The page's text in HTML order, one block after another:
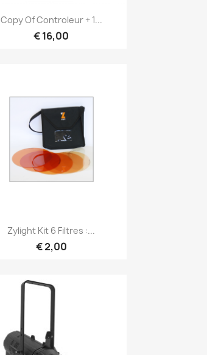
Snel bekijken
Copy Of Controleur + 1...
€ 16,00
Snel bekijken
Zylight Kit 6 Filtres :...
€ 2,00